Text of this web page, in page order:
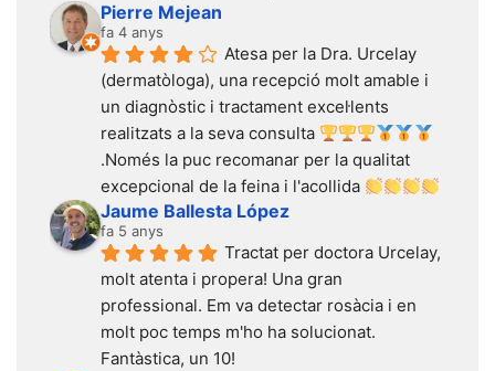
Pierre Mejean
fa 4 anys
Atesa per la Dra. Urcelay
(dermatòloga), una recepció molt amable i
un diagnòstic i tractament excel·lents
realitzats a la seva consulta
.Només la puc recomanar per la qualitat
excepcional de la feina i l'acollida
Jaume Ballesta López
fa 5 anys
Tractat per doctora Urcelay,
molt atenta i propera! Una gran
professional. Em va detectar rosàcia i en
molt poc temps m'ho ha solucionat.
Fantàstica, un 10!